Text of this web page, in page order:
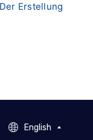
Erstellung
English
English